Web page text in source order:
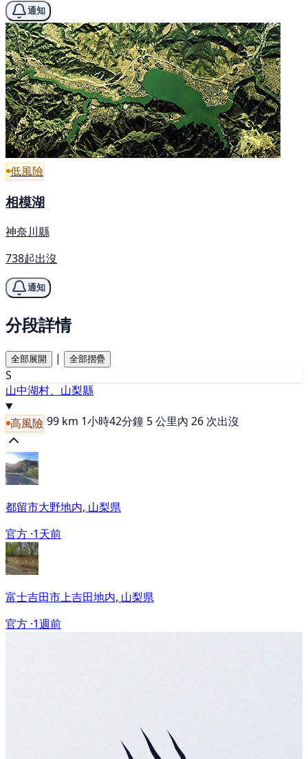
通知
低風險
相模湖
神奈川縣
738起出沒
通知
分段詳情
全部展開 | 全部摺疊
S
山中湖村、山梨縣
高風險 99 km 1小時42分鐘 5 公里內 26 次出沒
都留市大野地内, 山梨県
官方 ·1天前
富士吉田市上吉田地内, 山梨県
官方 ·1週前